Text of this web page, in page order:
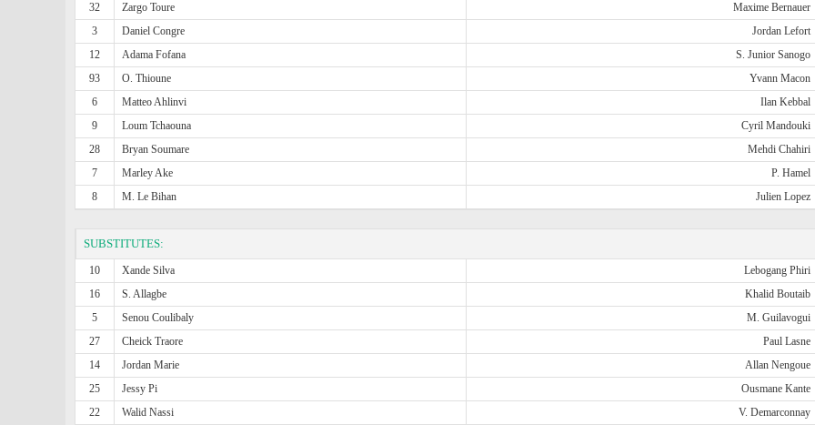
32
Zargo Toure
Maxime Bernauer
3
Daniel Congre
Jordan Lefort
12
Adama Fofana
S. Junior Sanogo
93
O. Thioune
Yvann Macon
6
Matteo Ahlinvi
Ilan Kebbal
9
Loum Tchaouna
Cyril Mandouki
28
Bryan Soumare
Mehdi Chahiri
7
Marley Ake
P. Hamel
8
M. Le Bihan Julien Lopez
SUBSTITUTES:
10 Xande Silva
Lebogang Phiri
16
S. Allagbe
Khalid Boutaib
5
Senou Coulibaly
M. Guilavogui
27
Cheick Traore
Paul Lasne
14
Jordan Marie
Allan Nengoue
25
Jessy Pi
Ousmane Kante
22
Walid Nassi V. Demarconnay